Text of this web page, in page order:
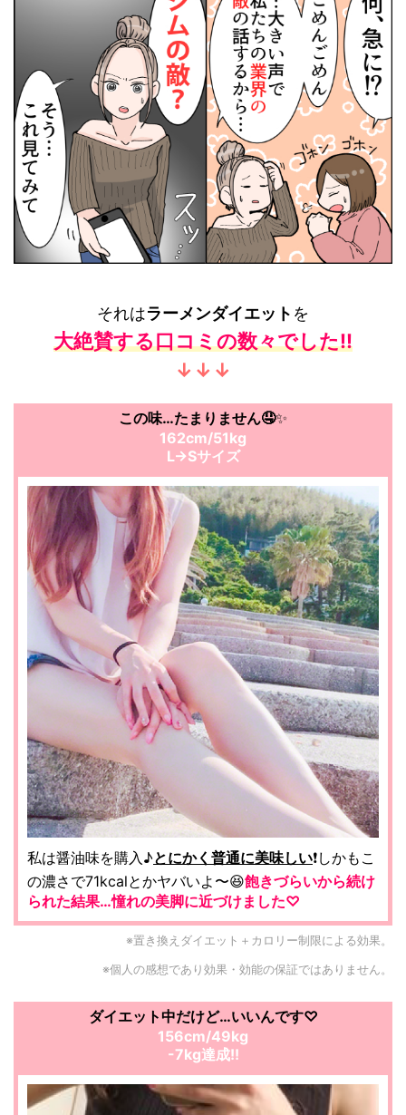
それはラーメンダイエット を
大絶賛する口コミの数々でした!!
↓↓↓
この味…たまりません🤤✨
162cm/51kg
L→Sサイズ
私は醤油味を購入♪とにかく普通に美味しい❗️しかもこ
の濃さで71kcalとかヤバいよ〜😆飽きづらいから続け
られた結果…憧れの美脚に近づけました♡
※置き換えダイエット＋カロリー制限による効果。
※個人の感想であり効果・効能の保証ではありません。
ダイエット中だけど…いいんです♡
156cm/49kg
-7kg達成!!